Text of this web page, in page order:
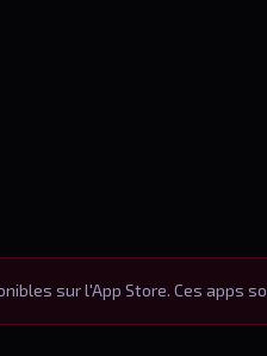
sur l'App Store. Ces apps